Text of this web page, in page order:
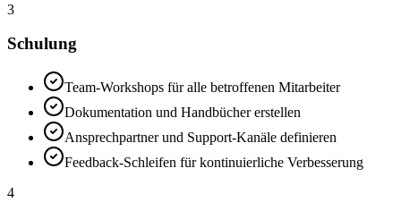
3
Schulung
Team-Workshops für alle betroffenen Mitarbeiter
Dokumentation und Handbücher erstellen
Ansprechpartner und Support-Kanäle definieren
Feedback-Schleifen für kontinuierliche Verbesserung
4